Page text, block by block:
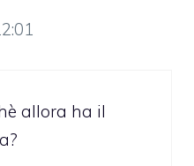
allora ha il